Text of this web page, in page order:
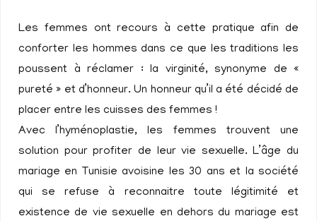
Les femmes ont recours à cette pratique afin de
conforter les hommes dans ce que les traditions les
poussent à réclamer : la virginité, synonyme de «
pureté » et d’honneur. Un honneur qu’il a été décidé de
placer entre les cuisses des femmes !
Avec l’hyménoplastie, les femmes trouvent une
solution pour profiter de leur vie sexuelle. L’âge du
mariage en Tunisie avoisine les 30 ans et la société
qui se refuse à reconnaitre toute légitimité et
existence de vie sexuelle en dehors du mariage est